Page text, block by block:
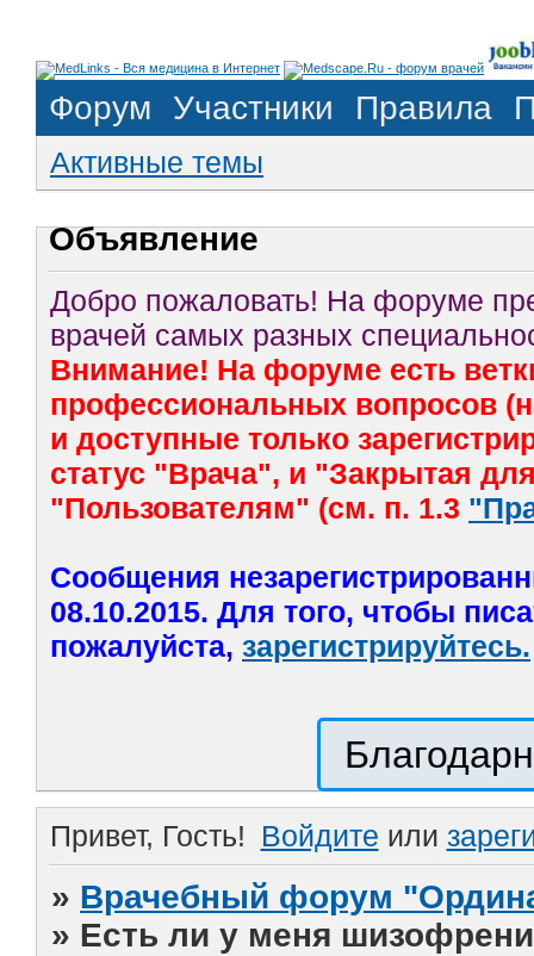
Форум Участники Правила
Активные темы
Объявление
Добро пожаловать! На форуме
врачей самых разных
Внимание! На форуме есть
профессиональных вопросов
и доступные только
статус "Врача", и "Закрытая
"Пользователям" (см. п. 1.3
Сообщения
08.10.2015. Для того, чтобы
пожалуйста, зарегистрируйтесь.
Привет, Гость! Войдите или
» Врачебный форум
» Есть ли у меня